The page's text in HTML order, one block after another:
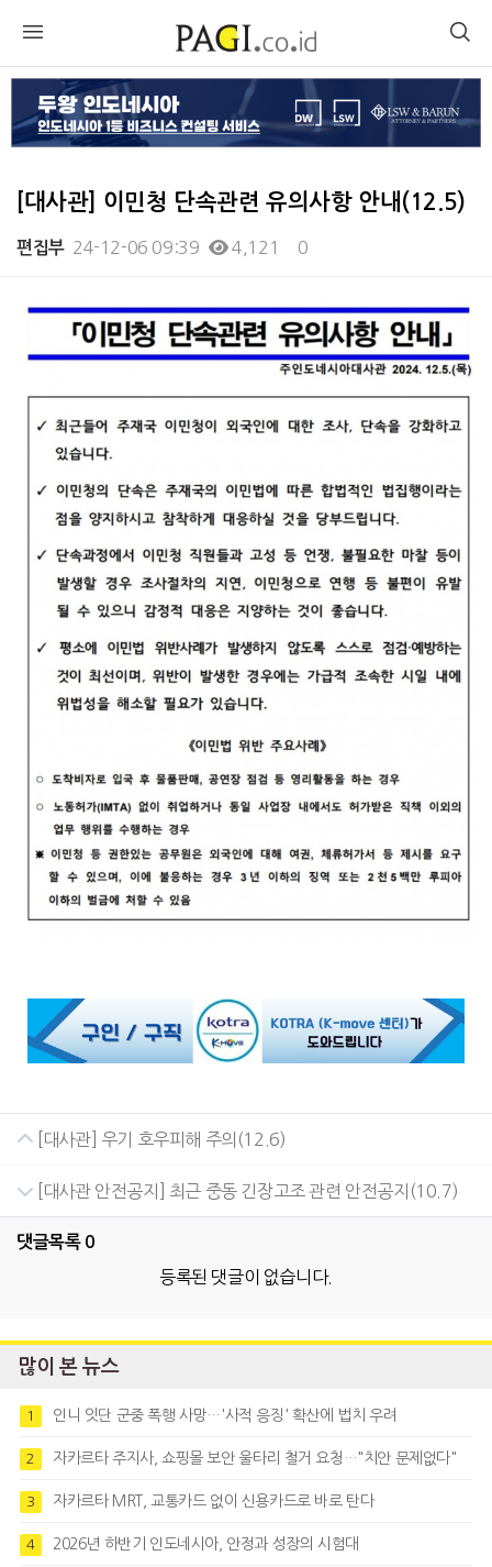
[대사관] 이민청 단속관련 유의사항 안내(12.5)
편집부 24-12-06 09:39 4,121 0
[대사관] 우기 호우피해 주의(12.6)
[대사관 안전공지] 최근 중동 긴장고조 관련 안전공지(10.7)
댓글목록 0
등록된 댓글이 없습니다.
많이 본 뉴스
1 인니 잇단 군중 폭행 사망…'사적 응징' 확산에 법치 우려
2 자카르타 주지사, 쇼핑몰 보안 울타리 철거 요청…"치안 문제없다"
3 자카르타 MRT, 교통카드 없이 신용카드로 바로 탄다
4 2026년 하반기 인도네시아, 안정과 성장의 시험대